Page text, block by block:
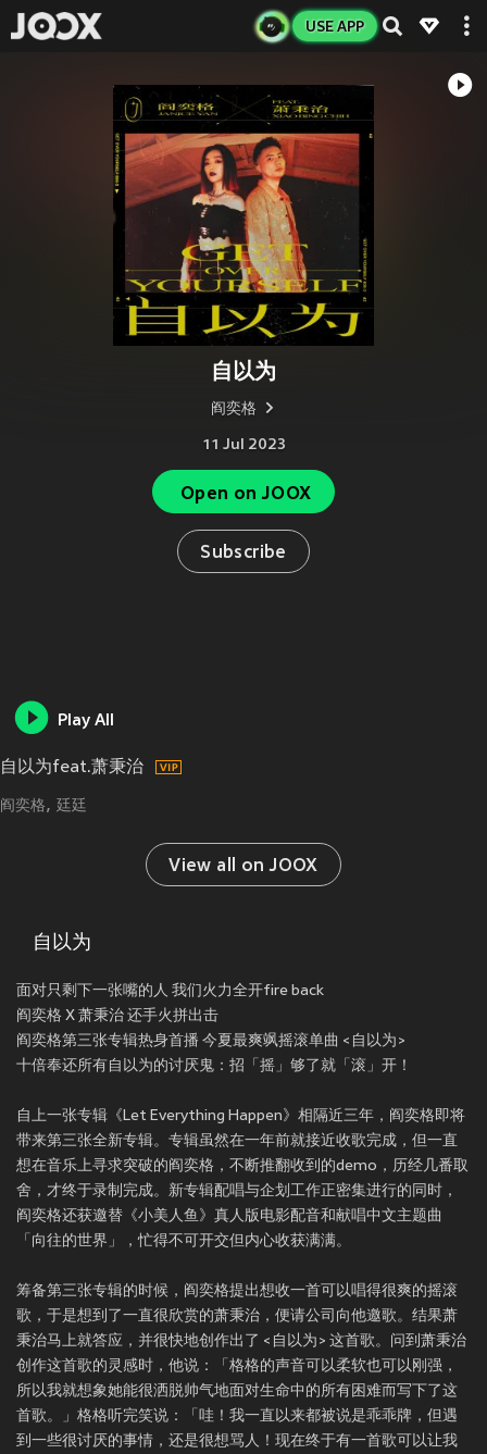
USE APP
自以为
阎奕格
11 Jul 2023
Open on JOOX
Subscribe
Play All
自以为feat.萧秉治
阎奕格 廷廷
View all on JOOX
自以为
面对只剩下一张嘴的人 我们火力全开fire back
阎奕格 X 萧秉治 还手火拼出击
阎奕格第三张专辑热身首播 今夏最爽飒摇滚单曲 <自以为>
十倍奉还所有自以为的讨厌鬼：招「摇」够了就「滚」开！
自上一张专辑《Let Everything Happen》相隔近三年，阎奕格即将
带来第三张全新专辑。专辑虽然在一年前就接近收歌完成，但一直
想在音乐上寻求突破的阎奕格，不断推翻收到的demo，历经几番取
舍，才终于录制完成。新专辑配唱与企划工作正密集进行的同时，
阎奕格还获邀替《小美人鱼》真人版电影配音和献唱中文主题曲
「向往的世界」，忙得不可开交但内心收获满满。
筹备第三张专辑的时候，阎奕格提出想收一首可以唱得很爽的摇滚
歌，于是想到了一直很欣赏的萧秉治，便请公司向他邀歌。结果萧
秉治马上就答应，并很快地创作出了 <自以为> 这首歌。问到萧秉治
创作这首歌的灵感时，他说：「格格的声音可以柔软也可以刚强，
所以我就想象她能很洒脱帅气地面对生命中的所有困难而写下了这
首歌。」格格听完笑说：「哇！我一直以来都被说是乖乖牌，但遇
到一些很讨厌的事情，还是很想骂人！现在终于有一首歌可以让我